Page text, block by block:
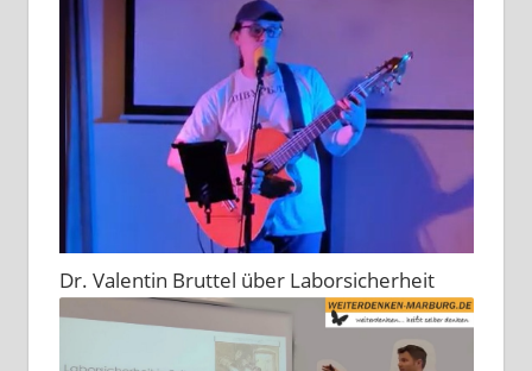
Dr. Valentin Bruttel über Laborsicherheit